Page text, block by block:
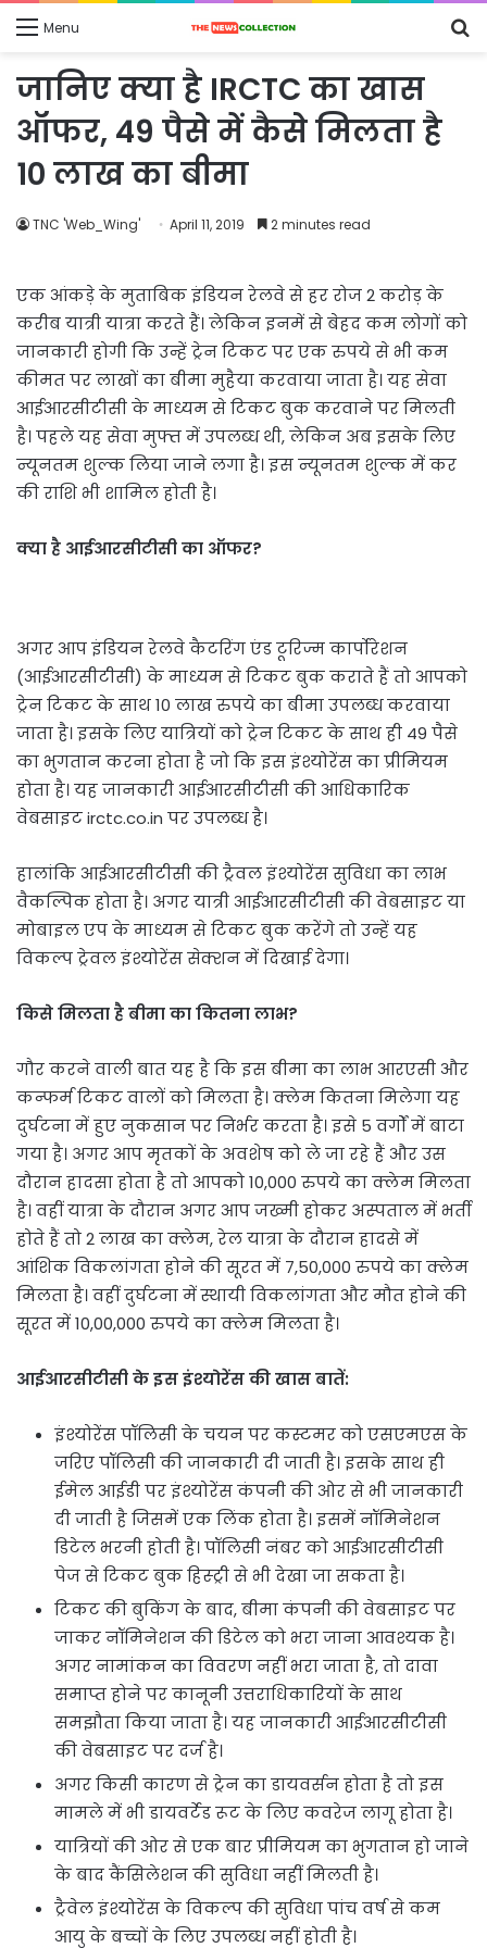
Menu
जानिए क्या है IRCTC का खास
ऑफर, 49 पैसे में कैसे मिलता है
10 लाख का बीमा
TNC 'Web_Wing' April 11, 2019 2 minutes read
एक आंकड़े के मुताबिक इंडियन रेलवे से हर रोज 2 करोड़ के
करीब यात्री यात्रा करते हैं। लेकिन इनमें से बेहद कम लोगों को
जानकारी होगी कि उन्हें ट्रेन टिकट पर एक रुपये से भी कम
कीमत पर लाखों का बीमा मुहैया करवाया जाता है। यह सेवा
आईआरसीटीसी के माध्यम से टिकट बुक करवाने पर मिलती
है। पहले यह सेवा मुफ्त में उपलब्ध थी, लेकिन अब इसके लिए
न्यूनतम शुल्क लिया जाने लगा है। इस न्यूनतम शुल्क में कर
की राशि भी शामिल होती है।
क्या है आईआरसीटीसी का ऑफर?
अगर आप इंडियन रेलवे कैटरिंग एंड टूरिज्म कार्पोरेशन
(आईआरसीटीसी) के माध्यम से टिकट बुक कराते हैं तो आपको
ट्रेन टिकट के साथ 10 लाख रुपये का बीमा उपलब्ध करवाया
जाता है। इसके लिए यात्रियों को ट्रेन टिकट के साथ ही 49 पैसे
का भुगतान करना होता है जो कि इस इंश्योरेंस का प्रीमियम
होता है। यह जानकारी आईआरसीटीसी की आधिकारिक
वेबसाइट irctc.co.in पर उपलब्ध है।
हालांकि आईआरसीटीसी की ट्रैवल इंश्योरेंस सुविधा का लाभ
वैकल्पिक होता है। अगर यात्री आईआरसीटीसी की वेबसाइट या
मोबाइल एप के माध्यम से टिकट बुक करेंगे तो उन्हें यह
विकल्प ट्रेवल इंश्योरेंस सेक्शन में दिखाई देगा।
किसे मिलता है बीमा का कितना लाभ?
गौर करने वाली बात यह है कि इस बीमा का लाभ आरएसी और
कन्फर्म टिकट वालों को मिलता है। क्लेम कितना मिलेगा यह
दुर्घटना में हुए नुकसान पर निर्भर करता है। इसे 5 वर्गों में बाटा
गया है। अगर आप मृतकों के अवशेष को ले जा रहे हैं और उस
दौरान हादसा होता है तो आपको 10,000 रुपये का क्लेम मिलता
है। वहीं यात्रा के दौरान अगर आप जख्मी होकर अस्पताल में भर्ती
होते हैं तो 2 लाख का क्लेम, रेल यात्रा के दौरान हादसे में
आंशिक विकलांगता होने की सूरत में 7,50,000 रुपये का क्लेम
मिलता है। वहीं दुर्घटना में स्थायी विकलांगता और मौत होने की
सूरत में 10,00,000 रुपये का क्लेम मिलता है।
आईआरसीटीसी के इस इंश्योरेंस की खास बातें:
इंश्योरेंस पॉलिसी के चयन पर कस्टमर को एसएमएस के
जरिए पॉलिसी की जानकारी दी जाती है। इसके साथ ही
ईमेल आईडी पर इंश्योरेंस कंपनी की ओर से भी जानकारी
दी जाती है जिसमें एक लिंक होता है। इसमें नॉमिनेशन
डिटेल भरनी होती है। पॉलिसी नंबर को आईआरसीटीसी
पेज से टिकट बुक हिस्ट्री से भी देखा जा सकता है।
टिकट की बुकिंग के बाद, बीमा कंपनी की वेबसाइट पर
जाकर नॉमिनेशन की डिटेल को भरा जाना आवश्यक है।
अगर नामांकन का विवरण नहीं भरा जाता है, तो दावा
समाप्त होने पर कानूनी उत्तराधिकारियों के साथ
समझौता किया जाता है। यह जानकारी आईआरसीटीसी
की वेबसाइट पर दर्ज है।
अगर किसी कारण से ट्रेन का डायवर्सन होता है तो इस
मामले में भी डायवर्टेड रूट के लिए कवरेज लागू होता है।
यात्रियों की ओर से एक बार प्रीमियम का भुगतान हो जाने
के बाद कैंसिलेशन की सुविधा नहीं मिलती है।
ट्रैवेल इंश्योरेंस के विकल्प की सुविधा पांच वर्ष से कम
आयु के बच्चों के लिए उपलब्ध नहीं होती है।